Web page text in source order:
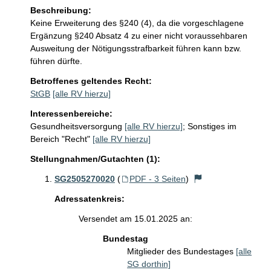
Beschreibung:
Keine Erweiterung des §240 (4), da die vorgeschlagene
Ergänzung §240 Absatz 4 zu einer nicht voraussehbaren
Ausweitung der Nötigungsstrafbarkeit führen kann bzw.
führen dürfte.
Betroffenes geltendes Recht:
StGB [alle RV hierzu]
Interessenbereiche:
Gesundheitsversorgung [alle RV hierzu]; Sonstiges im
Bereich "Recht" [alle RV hierzu]
Stellungnahmen/Gutachten (1):
SG2505270020 ( PDF - 3 Seiten)
Adressatenkreis:
Versendet am 15.01.2025 an:
Bundestag
Mitglieder des Bundestages [alle
SG dorthin]